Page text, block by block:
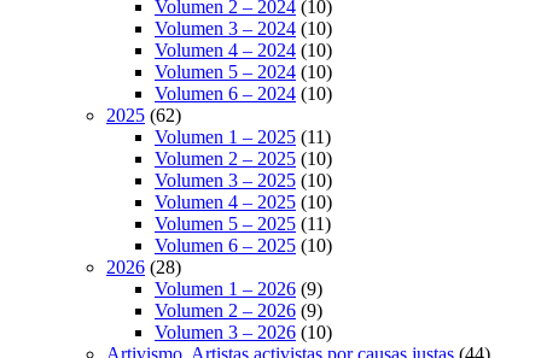
Volumen 2 – 2024 (10)
Volumen 3 – 2024 (10)
Volumen 4 – 2024 (10)
Volumen 5 – 2024 (10)
Volumen 6 – 2024 (10)
2025 (62)
Volumen 1 – 2025 (11)
Volumen 2 – 2025 (10)
Volumen 3 – 2025 (10)
Volumen 4 – 2025 (10)
Volumen 5 – 2025 (11)
Volumen 6 – 2025 (10)
2026 (28)
Volumen 1 – 2026 (9)
Volumen 2 – 2026 (9)
Volumen 3 – 2026 (10)